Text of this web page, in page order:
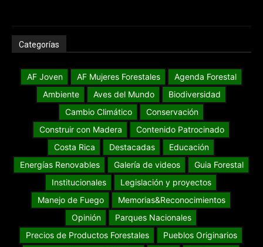
Categorías
AF Joven AF Mujeres Forestales
Agenda Forestal
Ambiente
Aves del Mundo
Biodiversidad
Cambio Climático
Conservación
Construir con Madera
Contenido Patrocinado
Costa Rica
Destacadas
Educación
Energías Renovables
Galería de videos
Guia Forestal
Institucionales
Legislación y proyectos
Manejo de Fuego
Memorias&Reconocimientos
Opinión
Parques Nacionales
Precios de Productos Forestales
Pueblos Originarios